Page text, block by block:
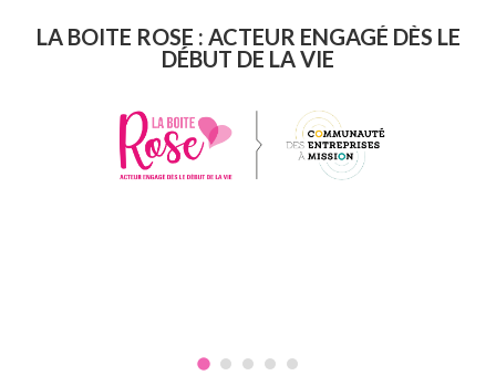
LA BOITE ROSE : ACTEUR ENGAGÉ DÈS LE
DÉBUT DE LA VIE